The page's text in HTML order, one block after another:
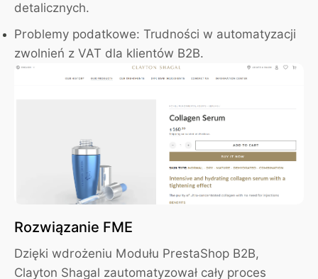
detalicznych.
Problemy podatkowe: Trudności w automatyzacji
zwolnień z VAT dla klientów B2B.
Rozwiązanie FME
Dzięki wdrożeniu Modułu PrestaShop B2B,
Clayton Shagal zautomatyzował cały proces